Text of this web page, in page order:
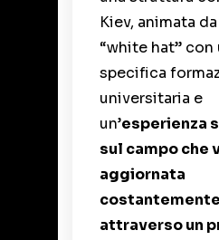
Kiev, animata
“white hat” con
specifica
universitaria e
un’esperienza
sul campo che
aggiornata
costantemente
attraverso un